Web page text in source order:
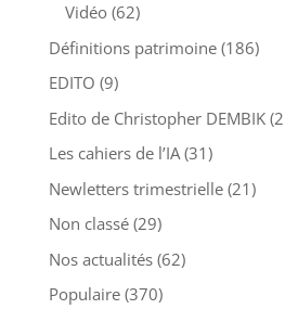
Vidéo(62)
Définitions patrimoine(186)
EDITO (9)
Edito de Christopher DEMBIK
Les cahiers de l’IA(31)
Newletters trimestrielle(21)
Non classé(29)
Nos actualités(62)
Populaire(370)